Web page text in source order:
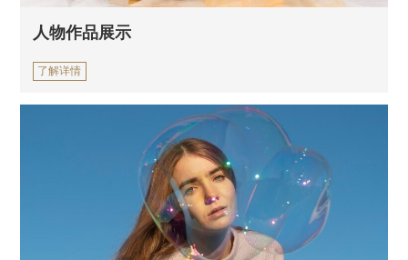
人物作品展示
了解详情